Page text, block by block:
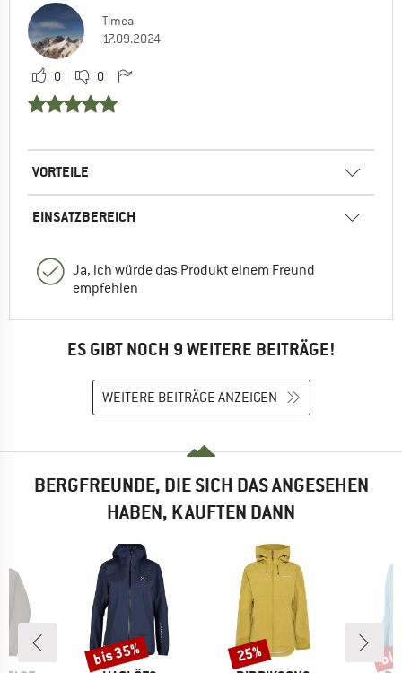
Timea
17.09.2024
0 0
VORTEILE
EINSATZBEREICH
Ja, ich würde das Produkt einem Freund
empfehlen
ES GIBT NOCH 9 WEITERE BEITRÄGE!
WEITERE BEITRÄGE ANZEIGEN
BERGFREUNDE, DIE SICH DAS ANGESEHEN
HABEN, KAUFTEN DANN
Rabatt
bis 35% Rabatt
25%